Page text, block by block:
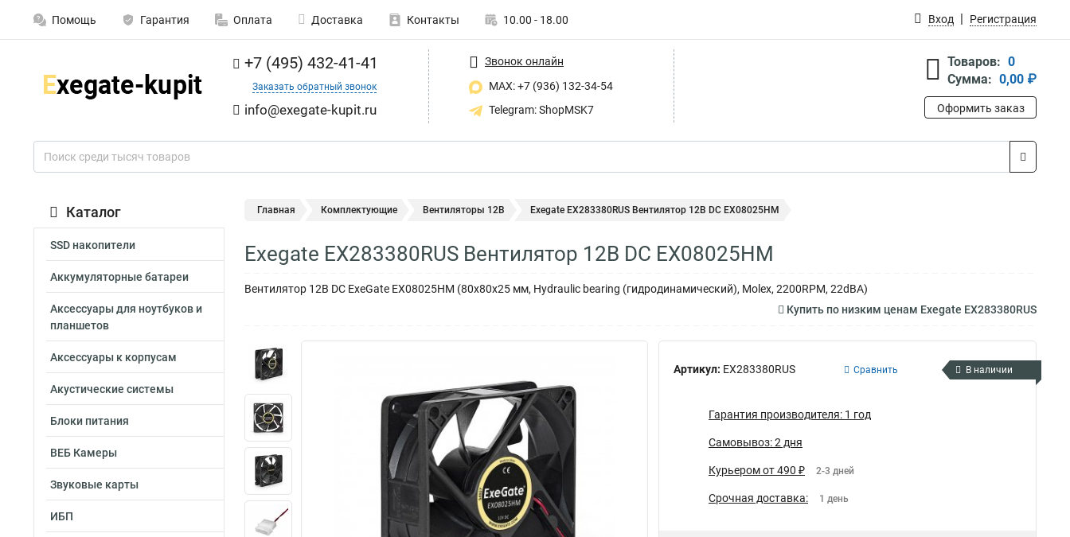
Помощь Гарантия Оплата Доставка Контакты 10.00 - 18.00 Вход Регистрация
+7 (495) 432-41-41
Заказать обратный звонок
info@exegate-kupit.ru
Звонок онлайн
MAX: +7 (936) 132-34-54
Telegram: ShopMSK7
Товаров: 0
Сумма: 0,00 ₽
Оформить заказ
Каталог
SSD накопители
Аккумуляторные батареи
Аксессуары для ноутбуков и
планшетов
Аксессуары к корпусам
Акустические системы
Блоки питания
ВЕБ Камеры
Звуковые карты
ИБП
Главная Комплектующие Вентиляторы 12В Exegate EX283380RUS Вентилятор 12В DC EX08025HM
Exegate EX283380RUS Вентилятор 12В DC EX08025HM
Вентилятор 12В DC ExeGate EX08025HM (80x80x25 мм, Hydraulic bearing (гидродинамический), Molex, 2200RPM, 22dBA)
Купить по низким ценам Exegate EX283380RUS
Артикул: EX283380RUS Сравнить В наличии
Гарантия производителя: 1 год
Самовывоз: 2 дня
Курьером от 490 ₽ 2-3 дней
Срочная доставка: 1 день